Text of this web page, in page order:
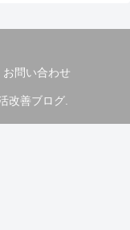
お問い合わせ
改善ブログ.